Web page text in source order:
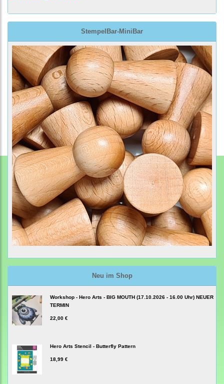
StempelBar-MiniBar
Neu im Shop
Workshop - Hero Arts - BIG MOUTH (17.10.2026 - 16.00 Uhr) NEUER
TERMIN
22,00 €
Hero Arts Stencil - Butterfly Pattern
18,99 €